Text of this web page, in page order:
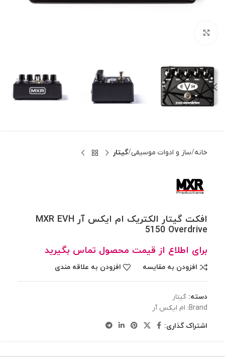
خانه ساز و ادوات موسیقی گیتار
افکت گیتار الکتریک ام ایکس آر MXR EVH
5150 Overdrive
برای اطلاع از قیمت محصول تماس بگیرید
افزودن به مقایسه افزودن به علاقه مندی
دسته: گیتار
Brand: ام ایکس آر
اشتراک گذاری: